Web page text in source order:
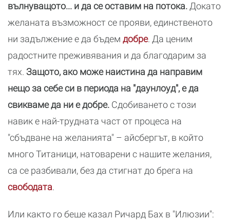
вълнуващото... и да се оставим на потока. Докато
желаната възможност се прояви, единственото
ни задължение е да бъдем добре. Да ценим
радостните преживявания и да благодарим за
тях. Защото, ако може наистина да направим
нещо за себе си в периода на "даунлоуд", е да
свикваме да ни е добре. Сдобиването с този
навик е най-трудната част от процеса на
"сбъдване на желанията" – айсбергът, в който
много Титаници, натоварени с нашите желания,
са се разбивали, без да стигнат до брега на
свободата.
Или както го беше казал Ричард Бах в "Илюзии":